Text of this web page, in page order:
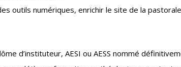
outils numériques, enrichir le site de la
d’instituteur, AESI ou AESS nommé